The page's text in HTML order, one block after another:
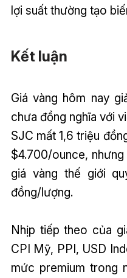
lợi suất thường tạo
Kết luận
Giá vàng hôm nay
chưa đồng nghĩa với
SJC mất 1,6 triệu
$4.700/ounce,
giá vàng thế giới
đồng/lượng.
Nhịp tiếp theo của
CPI Mỹ, PPI, USD
mức premium trong